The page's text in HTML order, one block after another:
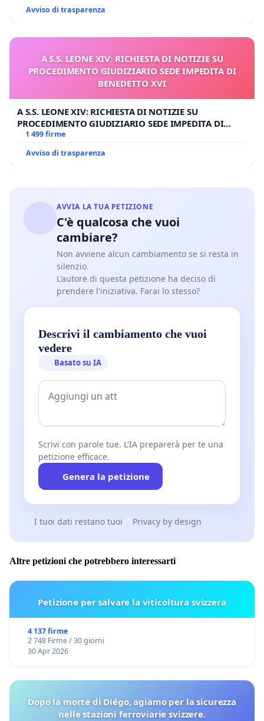
Avviso di trasparenza
A S.S. LEONE XIV: RICHIESTA DI NOTIZIE SU
PROCEDIMENTO GIUDIZIARIO SEDE IMPEDITA DI
BENEDETTO XVI
A S.S. LEONE XIV: RICHIESTA DI NOTIZIE SU
PROCEDIMENTO GIUDIZIARIO SEDE IMPEDITA DI
BENEDETTO XVI
1 499 firme
Avviso di trasparenza
AVVIA LA TUA PETIZIONE
C'è qualcosa che vuoi
cambiare?
Non avviene alcun cambiamento se si resta in
silenzio.
L'autore di questa petizione ha deciso di
prendere l'iniziativa. Farai lo stesso?
Descrivi il cambiamento che vuoi
vedere
Basato su IA
Scrivi con parole tue. L'IA preparerà per te una
petizione efficace.
Genera la petizione
I tuoi dati restano tuoi Privacy by design
Altre petizioni che potrebbero interessarti
Petizione per salvare la viticoltura svizzera
4 137 firme
2 748 Firme / 30 giorni
30 Apr 2026
Dopo la morte di Diégo, agiamo per la sicurezza
nelle stazioni ferroviarie svizzere.